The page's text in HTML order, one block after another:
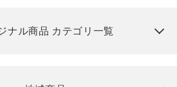
ナル商品 カテゴリ一覧